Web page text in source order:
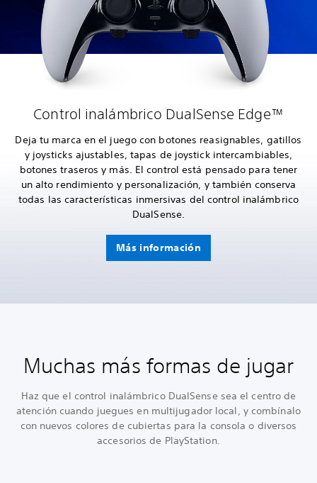
Control inalámbrico DualSense Edge™
Deja tu marca en el juego con botones reasignables, gatillos
y joysticks ajustables, tapas de joystick intercambiables,
botones traseros y más. El control está pensado para tener
un alto rendimiento y personalización, y también conserva
todas las características inmersivas del control inalámbrico
DualSense.
Más información
Muchas más formas de jugar
Haz que el control inalámbrico DualSense sea el centro de
atención cuando juegues en multijugador local, y combínalo
con nuevos colores de cubiertas para la consola o diversos
accesorios de PlayStation.